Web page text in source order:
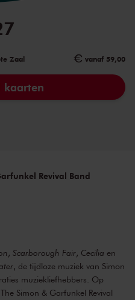
Zaal vanaf 59,00
kaarten
Revival Band
, Scarborough Fair, Cecilia en
, de tijdloze muziek van Simon
muziekliefhebbers. Op
Simon & Garfunkel Revival